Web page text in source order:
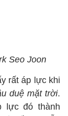
Seo Joon
rất áp lực khi
duệ mặt trời.
lực đó thành